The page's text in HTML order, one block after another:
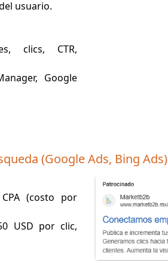
usuario.
clics, CTR,
Google
(Google Ads, Bing Ads)
(costo por
USD por clic,